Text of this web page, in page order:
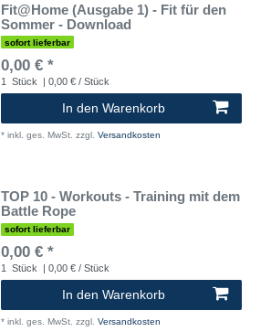
Fit@Home (Ausgabe 1) - Fit für den
Sommer - Download
sofort lieferbar
0,00 € *
1 Stück | 0,00 € / Stück
In den Warenkorb
* inkl. ges. MwSt. zzgl. Versandkosten
TOP 10 - Workouts - Training mit dem
Battle Rope
sofort lieferbar
0,00 € *
1 Stück | 0,00 € / Stück
In den Warenkorb
* inkl. ges. MwSt. zzgl. Versandkosten